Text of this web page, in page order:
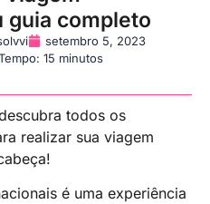
guia completo
setembro 5, 2023
15 minutos
todos os
realizar sua viagem
é uma experiência